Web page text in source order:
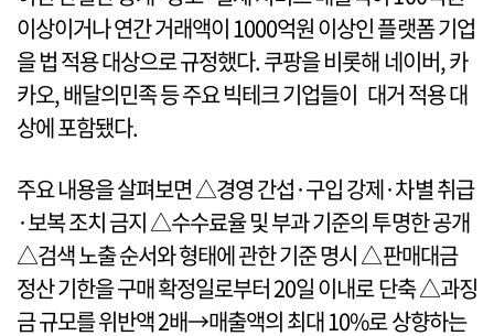
이상이거나 연간 거래액이 1000억원 이상인 플랫폼 기업
을 법 적용 대상으로 규정했다. 쿠팡을 비롯해 네이버, 카
카오, 배달의민족 등 주요 빅테크 기업들이 대거 적용 대
상에 포함됐다.
주요 내용을 살펴보면 △경영 간섭·구입 강제·차별 취급
·보복 조치 금지 △수수료율 및 부과 기준의 투명한 공개
△검색 노출 순서와 형태에 관한 기준 명시 △판매대금
정산 기한을 구매 확정일로부터 20일 이내로 단축 △과징
금 규모를 위반액 2배→매출액의 최대 10%로 상향하는